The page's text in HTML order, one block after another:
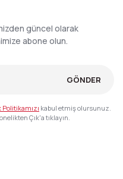
güncel olarak
abone olun.
GÖNDER
kabul etmiş olursunuz.
Çık'a tıklayın.